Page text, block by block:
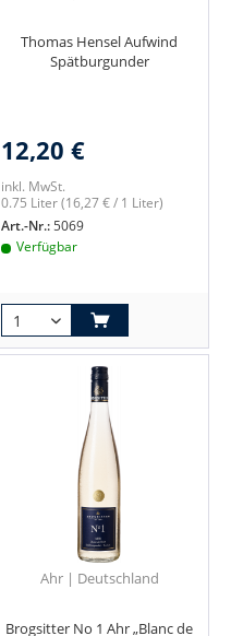
Thomas Hensel Aufwind
Spätburgunder
12,20 €
inkl. MwSt.
0.75 Liter(16,27 € / 1 Liter)
Art.-Nr.:5069
Verfügbar
Ahr | Deutschland
Brogsitter No 1 Ahr „Blanc de